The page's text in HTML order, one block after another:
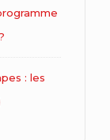
: les